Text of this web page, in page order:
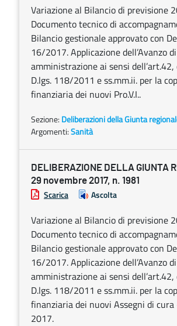
Variazione al Bilancio di previsione
Documento tecnico di
Bilancio gestionale approvato con
16/2017. Applicazione dell’Avanzo di
amministrazione ai sensi dell’art.42,
D.lgs. 118/2011 e ss.mm.ii. per la
finanziaria dei nuovi Pro.V.I..
Sezione: Deliberazioni della Giunta
Argomenti:Sanità
DELIBERAZIONE DELLA GIUNTA
29 novembre 2017, n. 1981
Scarica Ascolta
Variazione al Bilancio di previsione
Documento tecnico di
Bilancio gestionale approvato con
16/2017. Applicazione dell’Avanzo di
amministrazione ai sensi dell’art.42,
D.lgs. 118/2011 e ss.mm.ii. per la
finanziaria dei nuovi Assegni di
2017.